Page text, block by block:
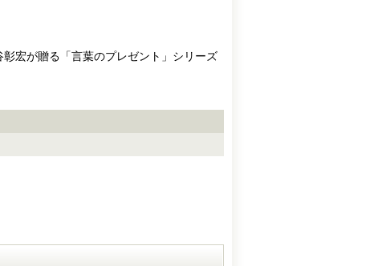
宏が贈る「言葉のプレゼント」シリーズ